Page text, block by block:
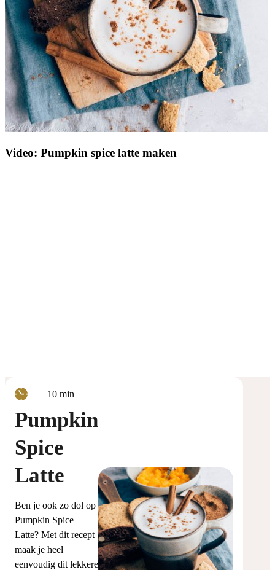
Video: Pumpkin spice latte maken
10minuten
min
Pumpkin
Spice
Latte
Ben je ook zo dol op
Pumpkin Spice
Latte? Met dit recept
maak je heel
eenvoudig dit lekkere